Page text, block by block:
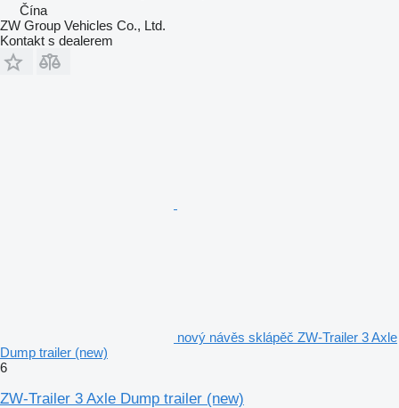
Čína
ZW Group Vehicles Co., Ltd.
Kontakt s dealerem
nový návěs sklápěč ZW-Trailer 3 Axle
Dump trailer (new)
6
ZW-Trailer 3 Axle Dump trailer (new)